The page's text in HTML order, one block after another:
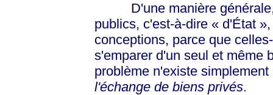
D'une manière générale,
publics, c'est-à-dire « d'État
conceptions, parce que
s'emparer d'un seul et même
problème n'existe
l'échange de biens privés.